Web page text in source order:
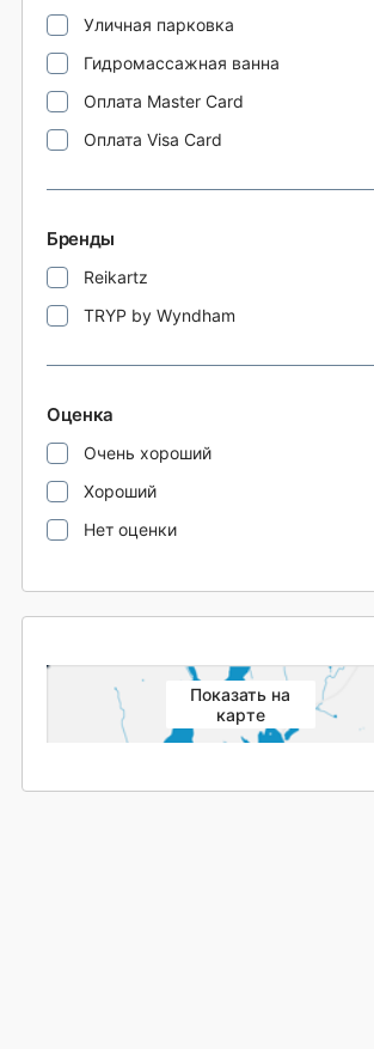
Уличная парковка
Гидромассажная ванна
Оплата Master Card
Оплата Visa Card
Бренды
Reikartz
TRYP by Wyndham
Оценка
Очень хороший
Хороший
Нет оценки
Показать на
карте